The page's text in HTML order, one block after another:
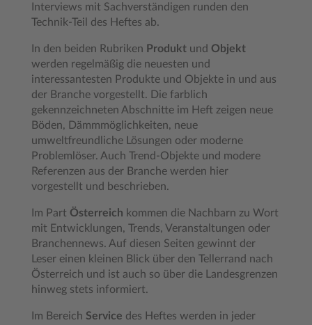
Interviews mit Sachverständigen runden den
Technik-Teil des Heftes ab.
In den beiden Rubriken Produkt und Objekt
werden regelmäßig die neuesten und
interessantesten Produkte und Objekte in und aus
der Branche vorgestellt. Die farblich
gekennzeichneten Abschnitte im Heft zeigen neue
Böden, Dämmmöglichkeiten, neue
umweltfreundliche Lösungen oder moderne
Problemlöser. Auch Trend-Objekte und modere
Referenzen aus der Branche werden hier
vorgestellt und beschrieben.
Im Part Österreich kommen die Nachbarn zu Wort
mit Entwicklungen, Trends, Veranstaltungen oder
Branchennews. Auf diesen Seiten gewinnt der
Leser einen kleinen Blick über den Tellerrand nach
Österreich und ist auch so über die Landesgrenzen
hinweg stets informiert.
Im Bereich Service des Heftes werden in jeder